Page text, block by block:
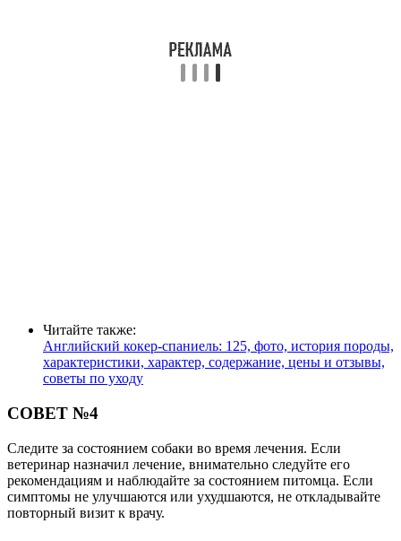
Читайте также:
Английский кокер-спаниель: 125, фото, история породы,
характеристики, характер, содержание, цены и отзывы,
советы по уходу
СОВЕТ №4
Следите за состоянием собаки во время лечения. Если
ветеринар назначил лечение, внимательно следуйте его
рекомендациям и наблюдайте за состоянием питомца. Если
симптомы не улучшаются или ухудшаются, не откладывайте
повторный визит к врачу.